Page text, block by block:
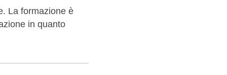
La formazione è
in quanto